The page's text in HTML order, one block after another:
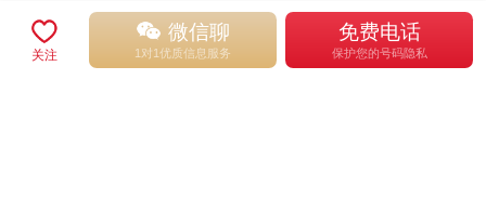
处，占地118.8亩，成交价27.67亿元，成交楼面价13972元/㎡，溢
价率14.91%，是西安今年首宗摇号诞生的地块。
附近楼盘 最新楼盘 为您推荐 同价楼盘 区域楼盘
中海天谷时代 中海云水观园 邦泰观宸映玥府
关注
微信聊
1对1优质信息服务
免费电话
保护您的号码隐私